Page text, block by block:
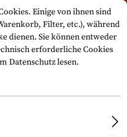
Grund eines Feiertags am
Einige von ihnen sind
Filter, etc.), während
dienen. Sie können entweder
erforderliche Cookies
Datenschutz lesen.